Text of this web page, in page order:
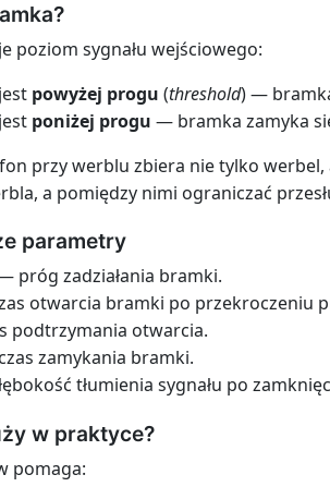
poziom sygnału wejściowego:
powyżej progu (threshold) —
poniżej progu — bramka zamyka
przy werblu zbiera nie tylko
a pomiędzy nimi ograniczać
parametry
próg zadziałania bramki.
otwarcia bramki po przekroczeniu
podtrzymania otwarcia.
zamykania bramki.
tłumienia sygnału po
w praktyce?
pomaga: